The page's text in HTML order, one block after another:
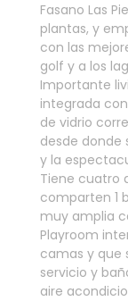
Fasano Las
plantas, y
con las
golf y a los
Importante
integrada
de vidrio
desde donde
y la
Tiene cuatro
comparten 1
muy amplia
Playroom
camas y que
servicio y
aire